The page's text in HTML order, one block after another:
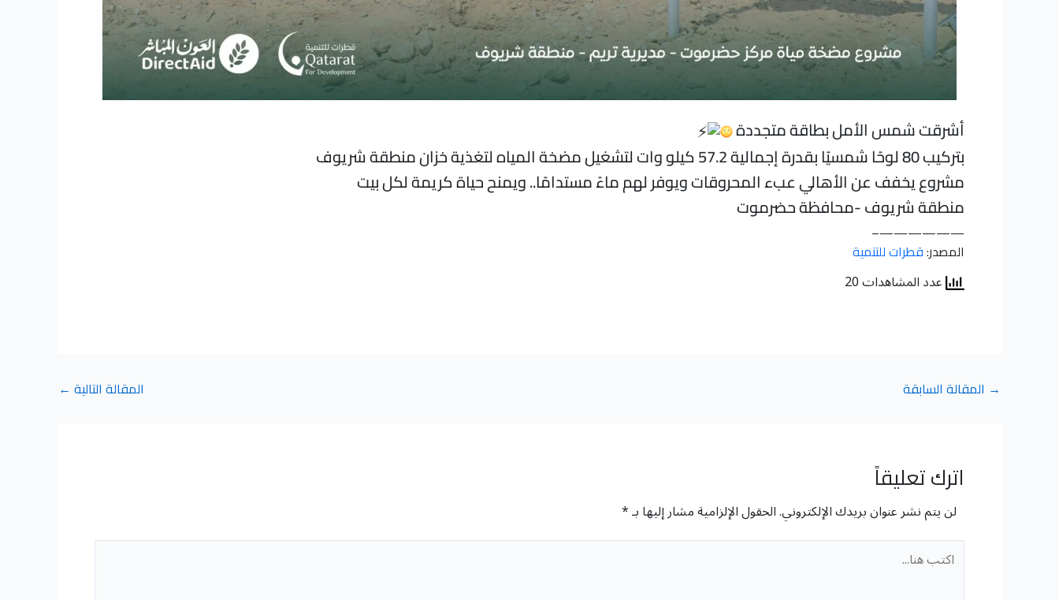
أشرقت شمس الأمل بطاقة متجددة
بتركيب 80 لوحًا شمسيًا بقدرة إجمالية 57.2 كيلو وات لتشغيل مضخة المياه لتغذية خزان منطقة شريوف
مشروع يخفف عن الأهالي عبء المحروقات ويوفر لهم ماءً مستدامًا.. ويمنح حياة كريمة لكل بيت
منطقة شريوف -محافظة حضرموت
——————–
المصدر:قطرات للتنمية
عدد المشاهدات 20
→ المقالة السابقة المقالة التالية ←
اترك تعليقاً
لن يتم نشر عنوان بريدك الإلكتروني.الحقول الإلزامية مشار إليها بـ*
اكتب
هنا...